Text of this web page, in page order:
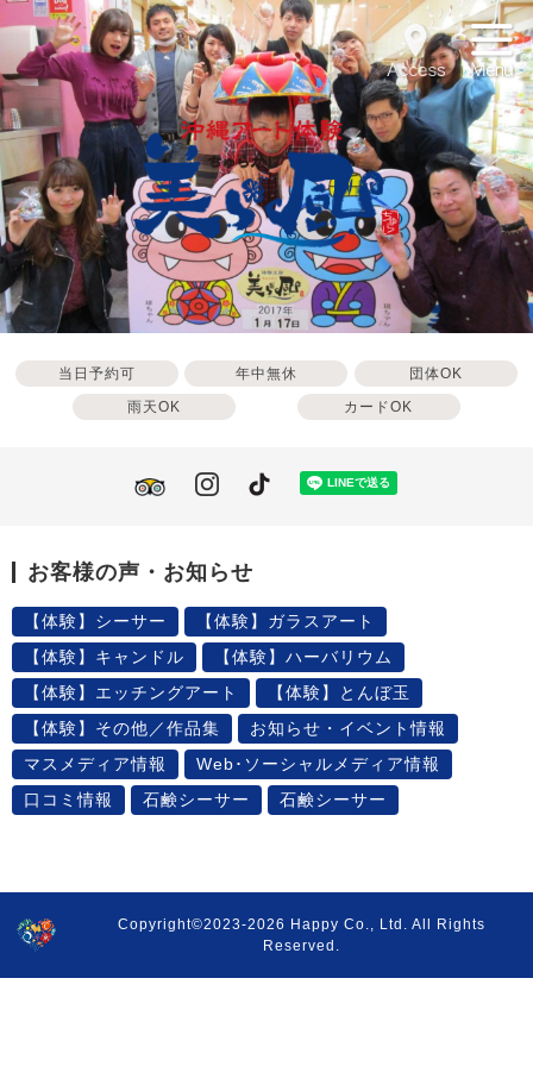
当日予約可 年中無休
団体OK
雨天OK
カードOK
お客様の声・お知らせ
【体験】シーサー
【体験】ガラスアート
【体験】キャンドル
【体験】ハーバリウム
【体験】エッチングアート
【体験】とんぼ玉
【体験】その他／作品集
お知らせ・イベント情報
マスメディア情報
Web･ソーシャルメディア情報
口コミ情報
石鹸シーサー 石鹸シーサー
Copyright©2023-2026 Happy Co., Ltd. All Rights
Reserved.